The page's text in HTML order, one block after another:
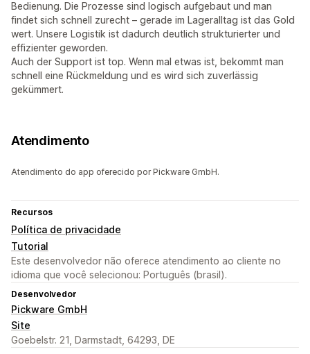
Bedienung. Die Prozesse sind logisch aufgebaut und man
findet sich schnell zurecht – gerade im Lageralltag ist das Gold
wert. Unsere Logistik ist dadurch deutlich strukturierter und
effizienter geworden.
Auch der Support ist top. Wenn mal etwas ist, bekommt man
schnell eine Rückmeldung und es wird sich zuverlässig
gekümmert.
Atendimento
Atendimento do app oferecido por Pickware GmbH.
Recursos
Política de privacidade
Tutorial
Este desenvolvedor não oferece atendimento ao cliente no
idioma que você selecionou: Português (brasil).
Desenvolvedor
Pickware GmbH
Site
Goebelstr. 21, Darmstadt, 64293, DE